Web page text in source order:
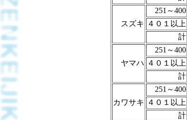
スズキ
251～400
４０１以上
計
ヤマハ
251～400
４０１以上
計
カワサキ
251～400
４０１以上
計